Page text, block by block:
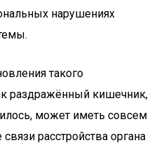
нарушениях
такого
раздражённый кишечник,
может иметь совсем
расстройства органа